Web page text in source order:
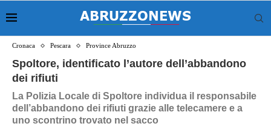
Cronaca Pescara Province Abruzzo
Spoltore, identificato l’autore dell’abbandono
dei rifiuti
La Polizia Locale di Spoltore individua il responsabile
dell’abbandono dei rifiuti grazie alle telecamere e a
uno scontrino trovato nel sacco